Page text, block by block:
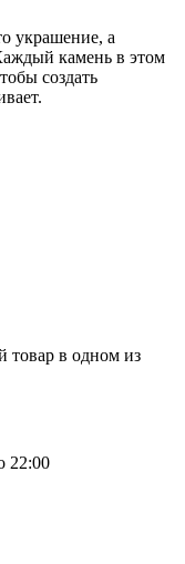
украшение, а
камень в этом
создать
товар в одном из
22:00